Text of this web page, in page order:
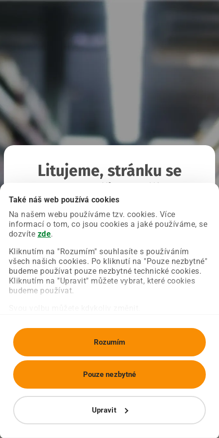
Také náš web používá cookies
Na našem webu používáme tzv. cookies. Více
informací o tom, co jsou cookies a jaké používáme, se
dozvíte zde.
Kliknutím na "Rozumím" souhlasíte s používáním
všech našich cookies. Po kliknutí na "Pouze nezbytné"
budeme používat pouze nezbytné technické cookies.
Kliknutím na "Upravit" můžete vybrat, které cookies
budeme používat.
Rozumím
Upravit
Pouze nezbytné
Litujeme, stránku se
Chyba nastala na naší straně a už ji opravujeme.
Zkuste prosím znovu načíst požadovanou stránku.
Obnovit stránku Úvodní strana